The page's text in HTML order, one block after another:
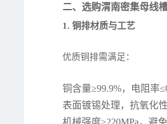
二、选购渭南密集母线
1. 铜排材质与工艺
优质铜排需满足：
铜含量≥99.9%，电阻率
表面镀锡处理，抗氧化性